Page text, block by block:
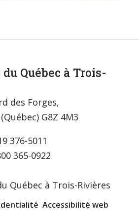
Québec à Trois-
des Forges,
G8Z 4M3
376-5011
365-0922
Québec à Trois-Rivières
Accessibilité web